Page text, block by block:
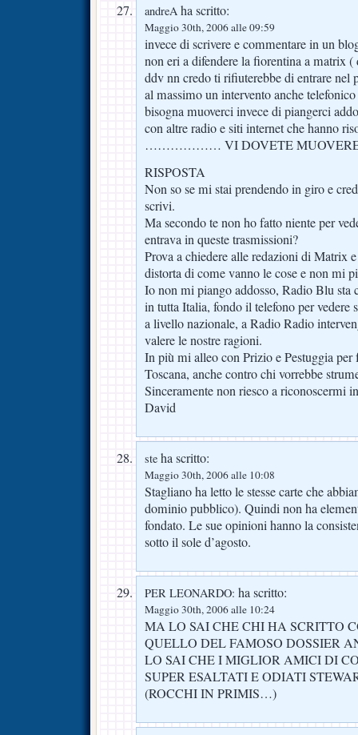
andreA ha scritto:
Maggio 30th, 2006 alle 09:59
invece di scrivere e commentare in un
non eri a difendere la fiorentina a matrix
ddv nn credo ti rifiuterebbe di entrare nel
al massimo un intervento anche
bisogna muoverci invece di piangerci
con altre radio e siti internet che hanno
……………… VI DOVETE MUOVERE
RISPOSTA
Non so se mi stai prendendo in giro e
scrivi.
Ma secondo te non ho fatto niente per
entrava in queste trasmissioni?
Prova a chiedere alle redazioni di Matrix
distorta di come vanno le cose e non mi
Io non mi piango addosso, Radio Blu sta
in tutta Italia, fondo il telefono per vedere
a livello nazionale, a Radio Radio
valere le nostre ragioni.
In più mi alleo con Prizio e Pestuggia
Toscana, anche contro chi vorrebbe
Sinceramente non riesco a riconoscermi
David
ste ha scritto:
Maggio 30th, 2006 alle 10:08
Stagliano ha letto le stesse carte che
dominio pubblico). Quindi non ha
fondato. Le sue opinioni hanno la
sotto il sole d’agosto.
PER LEONARDO: ha scritto:
Maggio 30th, 2006 alle 10:24
MA LO SAI CHE CHI HA SCRITTO
QUELLO DEL FAMOSO DOSSIER
LO SAI CHE I MIGLIOR AMICI DI
SUPER ESALTATI E ODIATI
(ROCCHI IN PRIMIS…)